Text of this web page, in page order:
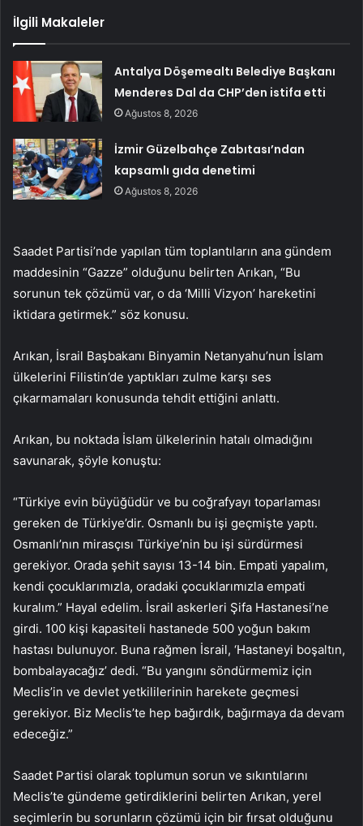
İlgili Makaleler
Antalya Döşemealtı Belediye Başkanı
Menderes Dal da CHP’den istifa etti
Ağustos 8, 2026
İzmir Güzelbahçe Zabıtası’ndan
kapsamlı gıda denetimi
Ağustos 8, 2026
Saadet Partisi’nde yapılan tüm toplantıların ana gündem
maddesinin “Gazze” olduğunu belirten Arıkan, “Bu
sorunun tek çözümü var, o da ‘Milli Vizyon’ hareketini
iktidara getirmek.” söz konusu.
Arıkan, İsrail Başbakanı Binyamin Netanyahu’nun İslam
ülkelerini Filistin’de yaptıkları zulme karşı ses
çıkarmamaları konusunda tehdit ettiğini anlattı.
Arıkan, bu noktada İslam ülkelerinin hatalı olmadığını
savunarak, şöyle konuştu:
“Türkiye evin büyüğüdür ve bu coğrafyayı toparlaması
gereken de Türkiye’dir. Osmanlı bu işi geçmişte yaptı.
Osmanlı’nın mirasçısı Türkiye’nin bu işi sürdürmesi
gerekiyor. Orada şehit sayısı 13-14 bin. Empati yapalım,
kendi çocuklarımızla, oradaki çocuklarımızla empati
kuralım.” Hayal edelim. İsrail askerleri Şifa Hastanesi’ne
girdi. 100 kişi kapasiteli hastanede 500 yoğun bakım
hastası bulunuyor. Buna rağmen İsrail, ‘Hastaneyi boşaltın,
bombalayacağız’ dedi. “Bu yangını söndürmemiz için
Meclis’in ve devlet yetkililerinin harekete geçmesi
gerekiyor. Biz Meclis’te hep bağırdık, bağırmaya da devam
edeceğiz.”
Saadet Partisi olarak toplumun sorun ve sıkıntılarını
Meclis’te gündeme getirdiklerini belirten Arıkan, yerel
seçimlerin bu sorunların çözümü için bir fırsat olduğunu